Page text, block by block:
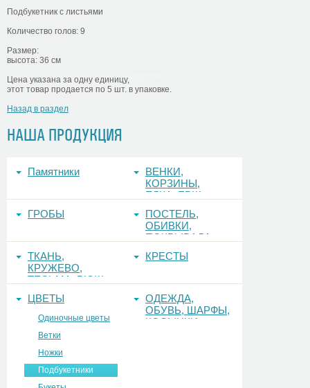
НАША ПРОДУКЦИЯ
Памятники
ВЕНКИ,
КОРЗИНЫ,
ЕЛКА, ЕРШ,
ГРОБЫ
ПОСТЕЛЬ,
ОБИВКИ,
ПОКРЫВАЛА
ТКАНЬ,
КРУЖЕВО,
ТЕСЬМА, РЮШ
КРЕСТЫ
ЦВЕТЫ
Одиночные цветы
Ветки
Ножки
Подбукетники
ОДЕЖДА,
ОБУВЬ, ШАРФЫ,
КОСЫНКИ
Подбукетник с листьями
Количество голов: 9
Размер:
высота: 36 см
Цена указана за одну единицу,
этот товар продается по 5 шт. в упаковке.
Назад в раздел